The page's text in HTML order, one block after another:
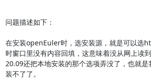
问题描述如下：
在安装openEuler时，选安装源，就是可以选
时窗口里没有内容回填，这意味着没从网上读
20.09还把本地安装的那个选项弄没了，也就
装不了了。